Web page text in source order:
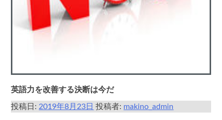
英語力を改善する決断は今だ
投稿日:2019年8月23日 投稿者: makino_admin